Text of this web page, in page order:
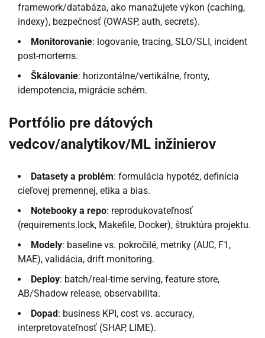
framework/databáza, ako manažujete výkon (caching,
indexy), bezpečnosť (OWASP, auth, secrets).
Monitorovanie: logovanie, tracing, SLO/SLI, incident
post-mortems.
Škálovanie: horizontálne/vertikálne, fronty,
idempotencia, migrácie schém.
Portfólio pre dátových
vedcov/analytikov/ML inžinierov
Datasety a problém: formulácia hypotéz, definícia
cieľovej premennej, etika a bias.
Notebooky a repo: reprodukovateľnosť
(requirements.lock, Makefile, Docker), štruktúra projektu.
Modely: baseline vs. pokročilé, metriky (AUC, F1,
MAE), validácia, drift monitoring.
Deploy: batch/real-time serving, feature store,
AB/Shadow release, observabilita.
Dopad: business KPI, cost vs. accuracy,
interpretovateľnosť (SHAP, LIME).